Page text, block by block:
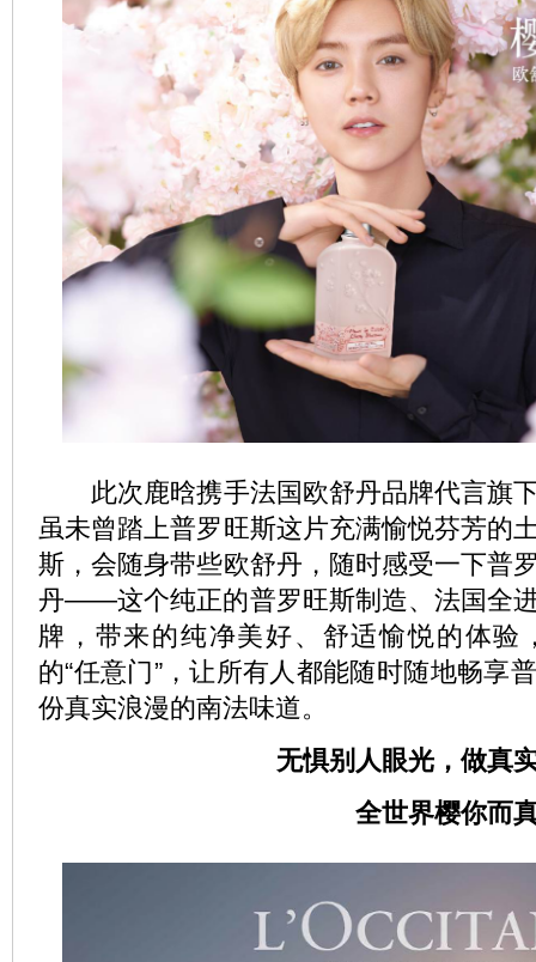
此次鹿晗携手法国欧舒丹品牌代言旗
虽未曾踏上普罗旺斯这片充满愉悦芬芳的
斯，会随身带些欧舒丹，随时感受一下普
丹——这个纯正的普罗旺斯制造、法国全
牌，带来的纯净美好、舒适愉悦的体验
的“任意门”，让所有人都能随时随地畅享
份真实浪漫的南法味道。
无惧别人眼光，做真
全世界樱你而